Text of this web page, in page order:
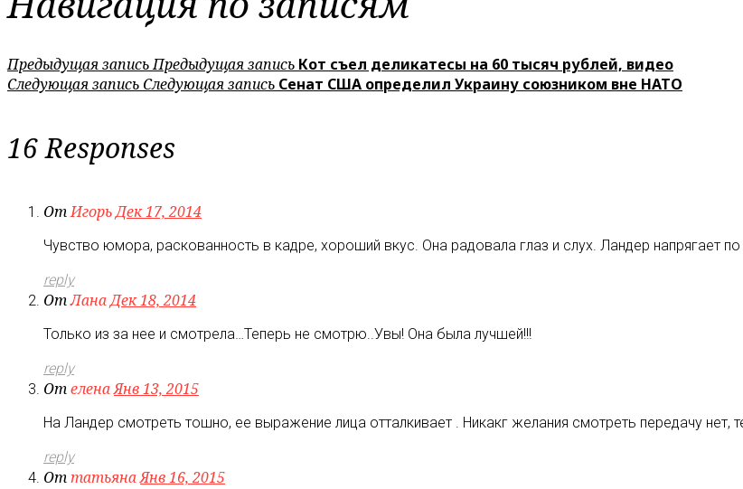
Предыдущая записьПредыдущая запись Кот съел деликатесы на 60 тысяч рублей, видео
Следующая запись Следующая запись Сенат США определил Украину союзником вне НАТО
16 Responses
ОтИгорьДек 17, 2014
Чувство юмора, раскованность в кадре, хороший вкус. Она радовала глаз и слух. Ландер напрягает
reply
ОтЛанаДек 18, 2014
Только из за нее и смотрела…Теперь не смотрю..Увы! Она была лучшей!!!
reply
ОтеленаЯнв 13, 2015
На Ландер смотреть тошно, ее выражение лица отталкивает . Никакг желания смотреть передачу нет,
reply
ОттатьянаЯнв 16, 2015